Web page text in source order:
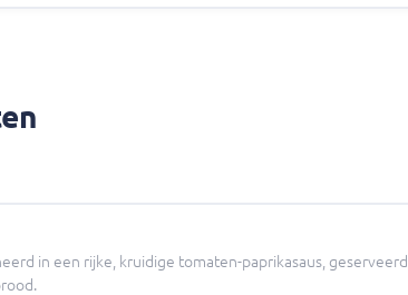
in een rijke, kruidige tomaten-paprikasaus, geserveerd